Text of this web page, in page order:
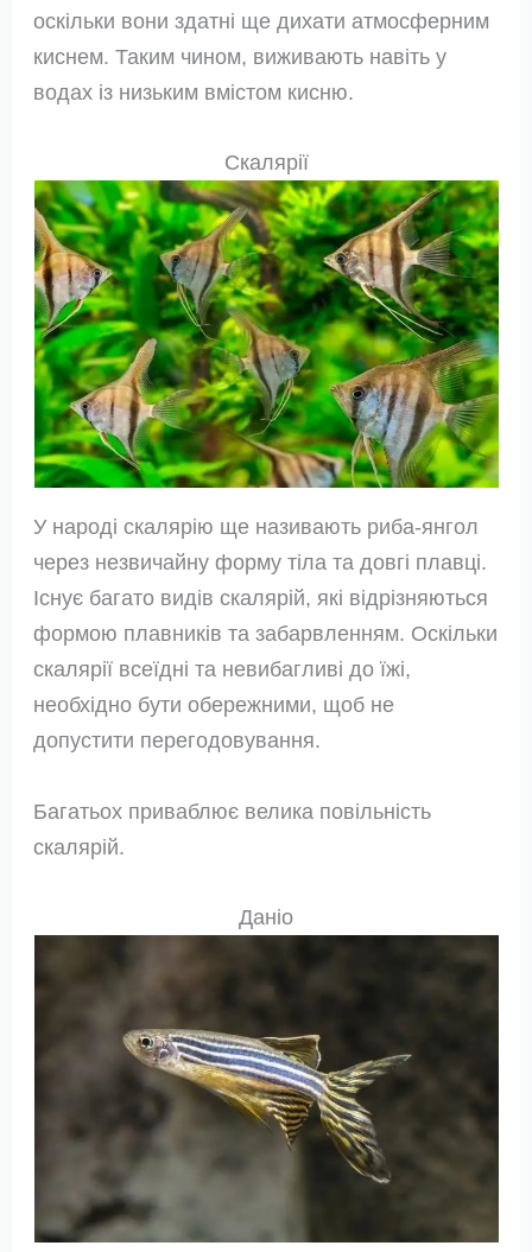
оскільки вони здатні ще дихати атмосферним
киснем. Таким чином, виживають навіть у
водах із низьким вмістом кисню.
Скалярії
У народі скалярію ще називають риба-янгол
через незвичайну форму тіла та довгі плавці.
Існує багато видів скалярій, які відрізняються
формою плавників та забарвленням. Оскільки
скалярії всеїдні та невибагливі до їжі,
необхідно бути обережними, щоб не
допустити перегодовування.
Багатьох приваблює велика повільність
скалярій.
Даніо